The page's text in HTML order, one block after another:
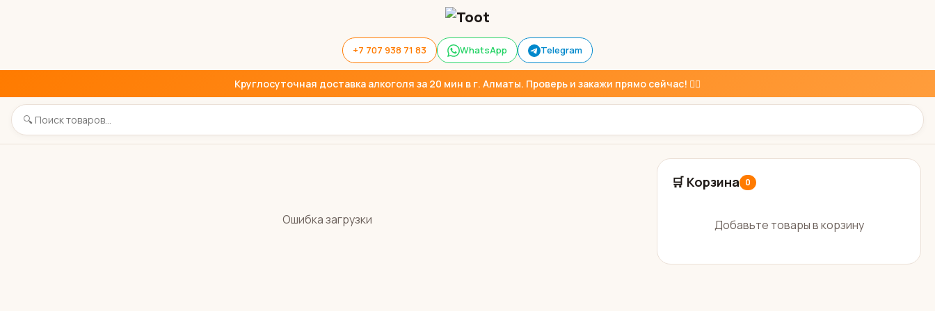
+7 707 938 71 83 WhatsApp Telegram
Круглосуточная доставка алкоголя за 20 мин в г. Алматы. Проверь и закажи прямо сейчас! 👇🏼
Ошибка загрузки
🛒 Корзина 0
Добавьте товары в корзину